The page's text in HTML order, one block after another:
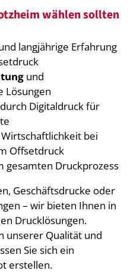
wählen sollten
langjährige Erfahrung
und
Lösungen
Digitaldruck für
bei
Offsetdruck
gesamten Druckprozess
Geschäftsdrucke oder
– wir bieten Ihnen in
Drucklösungen.
unserer Qualität und
Sie sich ein
erstellen.